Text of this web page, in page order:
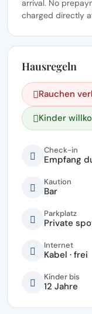
arrival. No
charged directly
Hausregeln
Rauchen
Kinder
Check-in
Empfang
Kaution
Bar
Parkplatz
Private
Internet
Kabel · frei
Kinder bis
12 Jahre